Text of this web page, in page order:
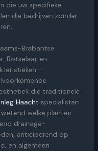
die uw specifieke
die bedrijven zonder
Brabantse
Rotselaar en
die traditionele
Haacht specialisten
welke planten
drainage-
anticiperend op
en algemeen